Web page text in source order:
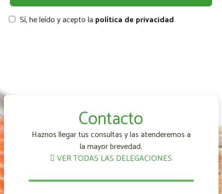
Sí, he leído y acepto la política de privacidad
Contacto
Haznos llegar tus consultas y las atenderemos a
la mayor brevedad.
VER TODAS LAS DELEGACIONES